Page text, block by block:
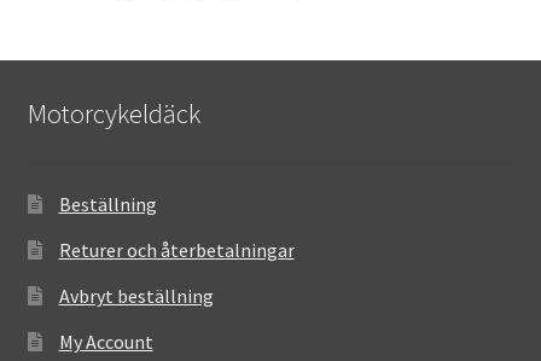
Motorcykeldäck
Beställning
Returer och återbetalningar
Avbryt beställning
My Account